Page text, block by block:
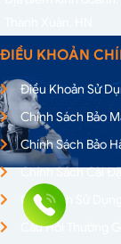
ĐIỀU KHOẢN
Điều Khoản Sử
Chính Sách Bảo
Chính Sách Bảo
Chính Sách Cài
Quy Định Sử
Câu Hỏi Thường